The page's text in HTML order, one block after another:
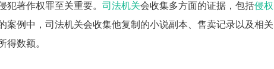
犯著作权罪至关重要。 司法机关会收集多方面的证据，包括侵权
案例中，司法机关会收集他复制的小说副本、售卖记录以及相关
得数额。